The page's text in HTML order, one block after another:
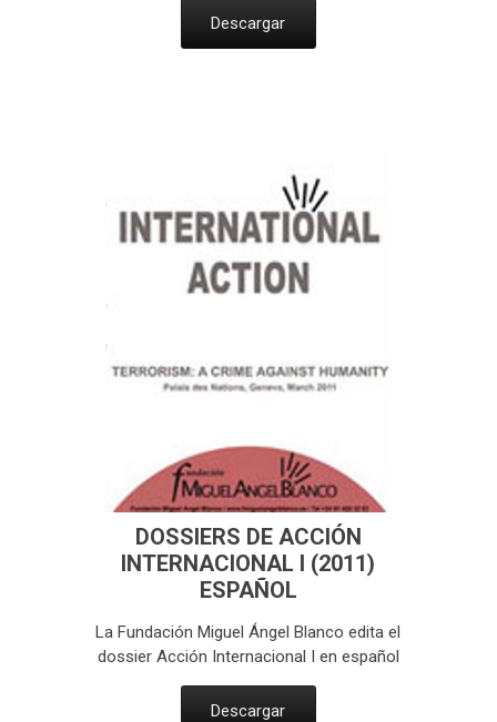
Descargar
DOSSIERS DE ACCIÓN
INTERNACIONAL I (2011)
ESPAÑOL
La Fundación Miguel Ángel Blanco edita el
dossier Acción Internacional I en español
Descargar